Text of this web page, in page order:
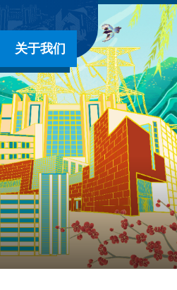
关于我们
- 接诉即办